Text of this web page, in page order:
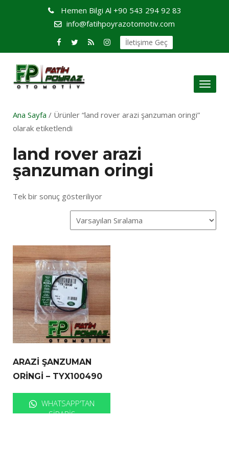
Hemen Bilgi Al +90 543 294 92 83
info@fatihpoyrazotomotiv.com
İletişime Geç
Toggle
Ana Sayfa / Ürünler “land rover arazi şanzuman oringi”
olarak etiketlendi
land rover arazi
şanzuman oringi
Tek bir sonuç gösteriliyor
ARAZİ ŞANZUMAN
ORİNGİ – TYX100490
WHATSAPP'TAN
SIPARIŞ